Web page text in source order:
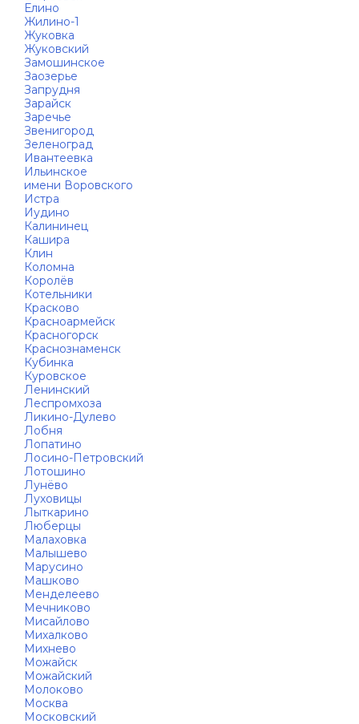
Елино
Жилино-1
Жуковка
Жуковский
Замошинское
Заозерье
Запрудня
Зарайск
Заречье
Звенигород
Зеленоград
Ивантеевка
Ильинское
имени Воровского
Истра
Иудино
Калининец
Кашира
Клин
Коломна
Королёв
Котельники
Красково
Красноармейск
Красногорск
Краснознаменск
Кубинка
Куровское
Ленинский
Леспромхоза
Ликино-Дулево
Лобня
Лопатино
Лосино-Петровский
Лотошино
Лунёво
Луховицы
Лыткарино
Люберцы
Малаховка
Малышево
Марусино
Машково
Менделеево
Мечниково
Мисайлово
Михалково
Михнево
Можайск
Можайский
Молоково
Москва
Московский